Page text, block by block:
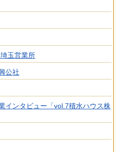
玉営業所
公社
インタビュー「vol.7積水ハウス株